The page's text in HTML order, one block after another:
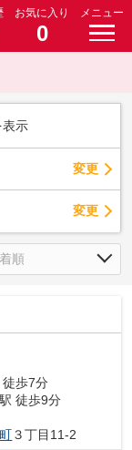
お気に入り
0
メニュー
示
変更
変更
徒歩7分
駅 徒歩9分
３丁目11-2